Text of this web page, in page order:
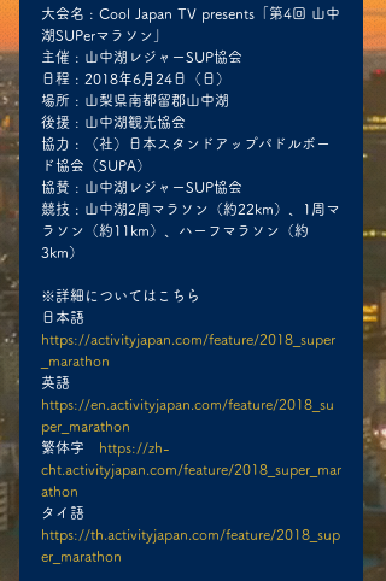
大会名 : Cool Japan TV presents「第4回 山中
湖SUPerマラソン」
主催 : 山中湖レジャーSUP協会
日程 : 2018年6月24日（日）
場所 : 山梨県南都留郡山中湖
後援 : 山中湖観光協会
協力 : （社）日本スタンドアップパドルボー
ド協会（SUPA）
協賛 : 山中湖レジャーSUP協会
競技 : 山中湖2周マラソン（約22km）、1周マ
ラソン（約11km）、ハーフマラソン（約
3km）
※詳細についてはこちら
日本語
https://activityjapan.com/feature/2018_super
_marathon
英語
https://en.activityjapan.com/feature/2018_su
per_marathon
繁体字 https://zh-
cht.activityjapan.com/feature/2018_super_mar
athon
タイ語
https://th.activityjapan.com/feature/2018_sup
er_marathon